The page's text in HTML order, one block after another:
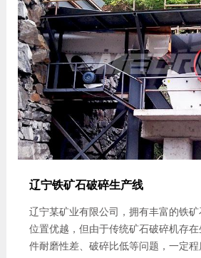
辽宁铁矿石破碎生产线
辽宁某矿业有限公司，拥有丰富的铁
位置优越，但由于传统矿石破碎机存
件耐磨性差、破碎比低等问题，一定